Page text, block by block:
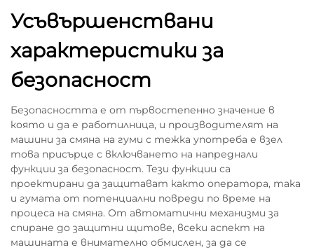
Усъвършенствани
характеристики за
безопасност
Безопасността е от първостепенно значение в
която и да е работилница, и производителят на
машини за смяна на гуми с тежка употреба е взел
това присърце с включването на напреднали
функции за безопасност. Тези функции са
проектирани да защитават както оператора, така
и гумата от потенциални повреди по време на
процеса на смяна. От автоматични механизми за
спиране до защитни щитове, всеки аспект на
машината е внимателно обмислен, за да се